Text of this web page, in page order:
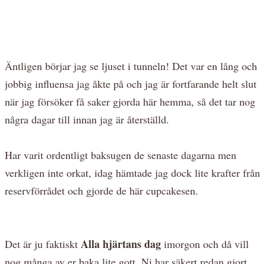
Äntligen börjar jag se ljuset i tunneln! Det var en lång och
jobbig influensa jag åkte på och jag är fortfarande helt slut
när jag försöker få saker gjorda här hemma, så det tar nog
några dagar till innan jag är återställd.
Har varit ordentligt baksugen de senaste dagarna men
verkligen inte orkat, idag hämtade jag dock lite krafter från
reservförrådet och gjorde de här cupcakesen.
Det är ju faktiskt Alla hjärtans dag imorgon och då vill